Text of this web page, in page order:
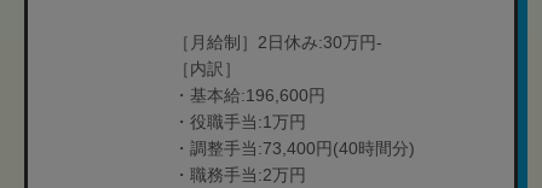
［月給制］2日休み:30万円-
［内訳］
・基本給:196,600円
・役職手当:1万円
・調整手当:73,400円(40時間分)
・職務手当:2万円